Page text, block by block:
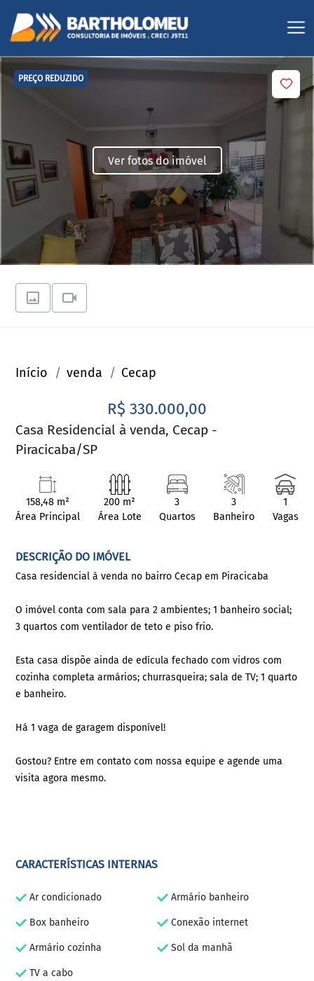
PREÇO REDUZIDO
Ver fotos do imóvel
Início venda Cecap
R$ 330.000,00
Casa Residencial à venda, Cecap -
Piracicaba/SP
158,48 m²
Área Principal
200 m²
Área Lote
3
Quartos
3
Banheiro
1
Vagas
DESCRIÇÃO DO IMÓVEL
Casa residencial à venda no bairro Cecap em Piracicaba
O imóvel conta com sala para 2 ambientes; 1 banheiro social;
3 quartos com ventilador de teto e piso frio.
Esta casa dispõe ainda de edícula fechado com vidros com
cozinha completa armários; churrasqueira; sala de TV; 1 quarto
e banheiro.
Há 1 vaga de garagem disponível!
Gostou? Entre em contato com nossa equipe e agende uma
visita agora mesmo.
CARACTERÍSTICAS INTERNAS
Ar condicionado Armário banheiro
Box banheiro Conexão internet
Armário cozinha Sol da manhã
TV a cabo